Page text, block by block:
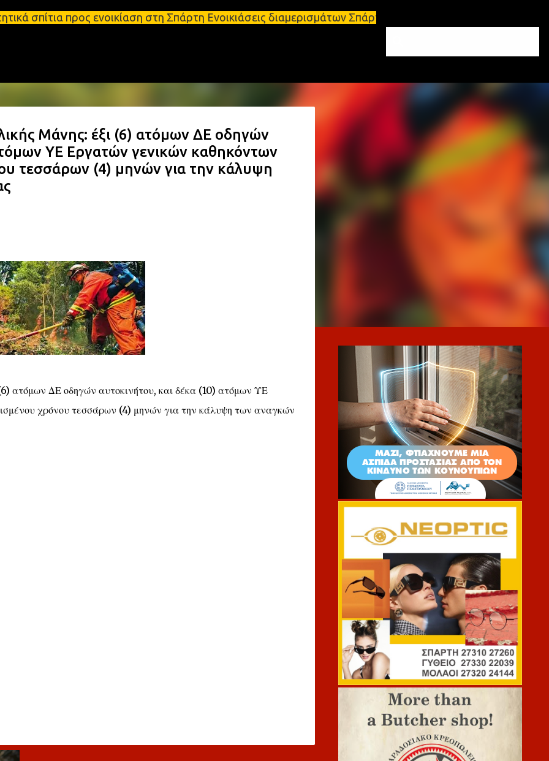
Μετάβαση στο κύριο περιεχόμενο
προς ενοικίαση στη Σπάρτη Ενοικιάσεις διαμερισμάτων Σπάρτη και Λακωνία Σπάρτη -
Μάνης: έξι (6) ατόμων ΔΕ οδηγών
ΥΕ Εργατών γενικών καθηκόντων
τεσσάρων (4) μηνών για την κάλυψη
ατόμων ΔΕ οδηγών αυτοκινήτου, και δέκα (10) ατόμων ΥΕ
χρόνου τεσσάρων (4) μηνών για την κάλυψη των αναγκών